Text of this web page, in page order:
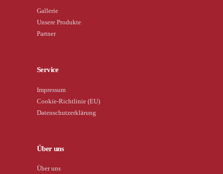
Gallerie
Unsere Produkte
Partner
Service
Impressum
Cookie-Richtlinie (EU)
Datenschutzerklärung
Über uns
Über uns